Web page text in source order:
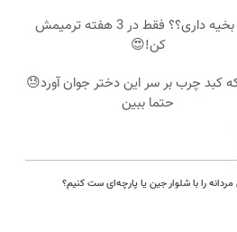
جای بخیه داری؟؟ فقط در 3 هفته ترمیمش
کن!😍
کبد چرب بر سر این دختر جوان آورد😓
حتما ببین
را با شلوار جین یا پارچه‌ای ست کنیم؟